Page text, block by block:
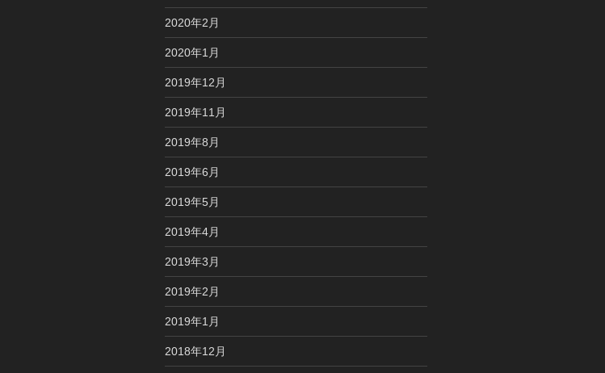
2020年2月
2020年1月
2019年12月
2019年11月
2019年8月
2019年6月
2019年5月
2019年4月
2019年3月
2019年2月
2019年1月
2018年12月